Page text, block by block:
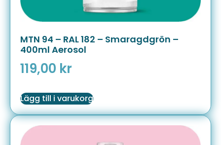
MTN 94 – RAL 182 – Smaragdgrön –
400ml Aerosol
119,00 kr
Lägg till i varukorg